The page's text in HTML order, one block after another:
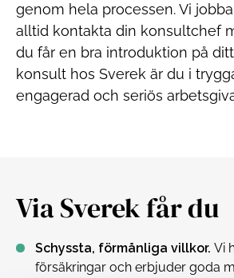
genom hela processen. Vi
alltid kontakta din konsultchef
du får en bra introduktion på
konsult hos Sverek är du i
engagerad och seriös
Via Sverek får du
Schyssta, förmånliga villkor. Vi
försäkringar och erbjuder goda